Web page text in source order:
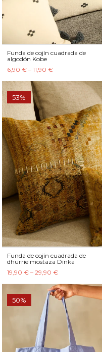
Funda de cojín cuadrada de
algodón Kobe
6,90 € – 11,90 €
53%
Funda de cojín cuadrada de
dhurrie mostaza Dinka
19,90 € – 29,90 €
50%